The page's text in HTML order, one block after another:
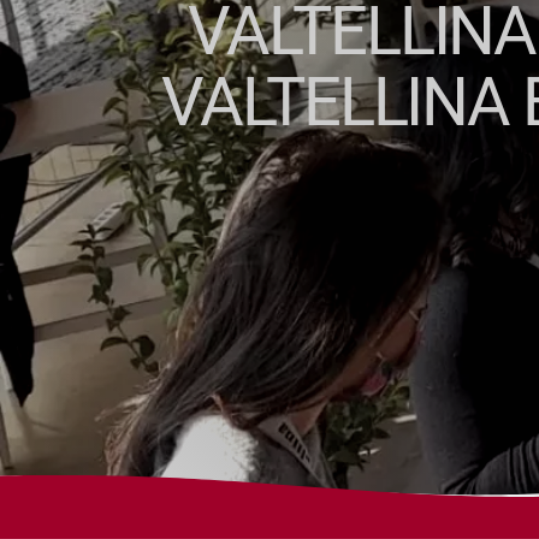
VALTELLINA